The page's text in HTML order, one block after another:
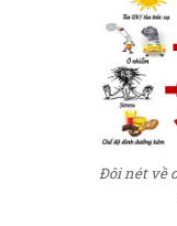
Đôi nét về